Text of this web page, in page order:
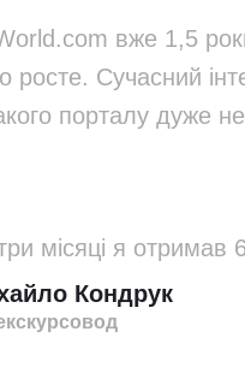
місяці я отримав
Кондрук
вже 1,5
росте. Сучасний
порталу дуже